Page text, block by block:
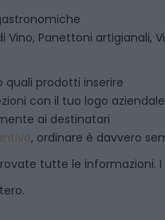
Vino, Panettoni artigianali,
prodotti inserire
con il tuo logo aziendale
ai destinatari
, ordinare è davvero
tutte le informazioni. I